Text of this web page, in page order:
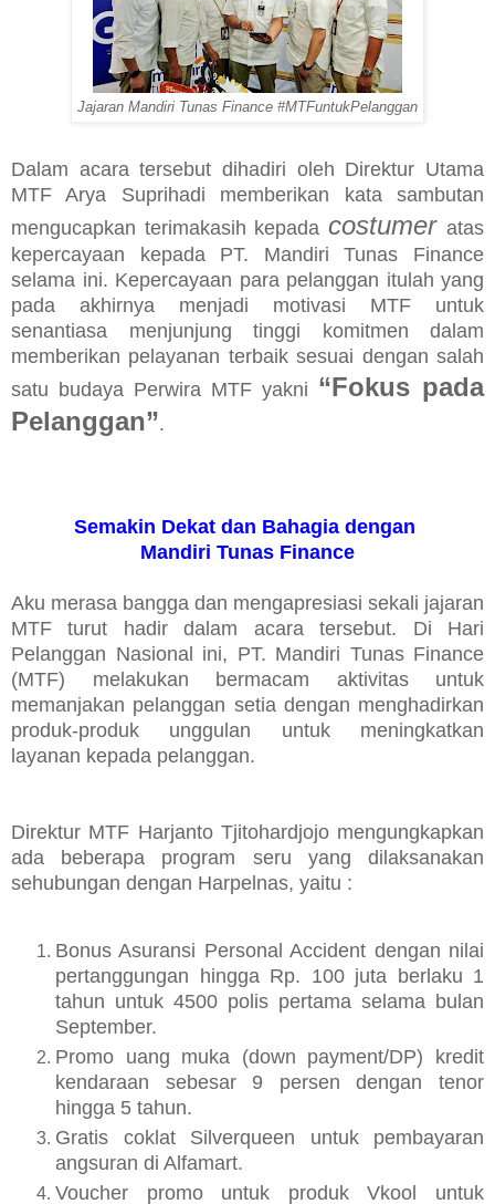
Jajaran Mandiri Tunas Finance #MTFuntukPelanggan
Dalam acara tersebut dihadiri oleh Direktur Utama
MTF Arya Suprihadi memberikan kata sambutan
mengucapkan terimakasih kepada costumer atas
kepercayaan kepada PT. Mandiri Tunas Finance
selama ini. Kepercayaan para pelanggan itulah yang
pada akhirnya menjadi motivasi MTF untuk
senantiasa menjunjung tinggi komitmen dalam
memberikan pelayanan terbaik sesuai dengan salah
satu budaya Perwira MTF yakni “Fokus pada
Pelanggan”.
Semakin Dekat dan Bahagia dengan
Mandiri Tunas Finance
Aku merasa bangga dan mengapresiasi sekali jajaran
MTF turut hadir dalam acara tersebut. Di Hari
Pelanggan Nasional ini, PT. Mandiri Tunas Finance
(MTF) melakukan bermacam aktivitas untuk
memanjakan pelanggan setia dengan menghadirkan
produk-produk unggulan untuk meningkatkan
layanan kepada pelanggan.
Direktur MTF Harjanto Tjitohardjojo mengungkapkan
ada beberapa program seru yang dilaksanakan
sehubungan dengan Harpelnas, yaitu :
Bonus Asuransi Personal Accident dengan nilai
pertanggungan hingga Rp. 100 juta berlaku 1
tahun untuk 4500 polis pertama selama bulan
September.
Promo uang muka (down payment/DP) kredit
kendaraan sebesar 9 persen dengan tenor
hingga 5 tahun.
Gratis coklat Silverqueen untuk pembayaran
angsuran di Alfamart.
Voucher promo untuk produk Vkool untuk